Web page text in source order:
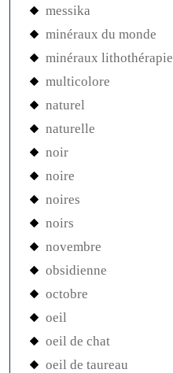
messika
minéraux du monde
minéraux lithothérapie
multicolore
naturel
naturelle
noir
noire
noires
noirs
novembre
obsidienne
octobre
oeil
oeil de chat
oeil de taureau